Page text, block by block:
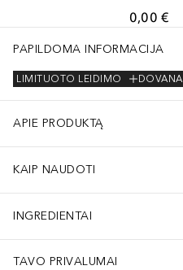
0,00 €
PAPILDOMA INFORMACIJA
DOVANA
LIMITUOTO LEIDIMO
APIE PRODUKTĄ
KAIP NAUDOTI
INGREDIENTAI
TAVO PRIVALUMAI